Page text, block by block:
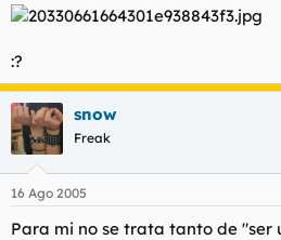
:?
snow
Freak
16 Ago 2005
Para mi no se trata tanto de "ser